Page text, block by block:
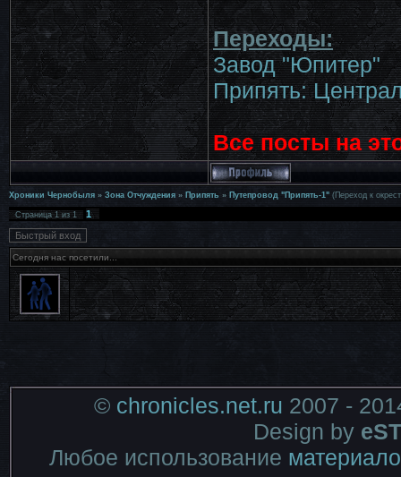
Переходы:
Завод "Юпитер"
Припять:
Все посты на
Хроники Чернобыля » Зона Отчуждения » Припять » Путепровод "Припять-1" (Переход к
Страница1из1 1
Сегодня нас посетили...
© chronicles.net.ru 2007 -
Design by
Любое использование